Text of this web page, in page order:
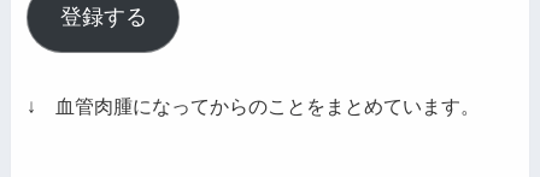
ル
ア
レ
登録する
↓ 血管肉腫になってからのことをまとめています。